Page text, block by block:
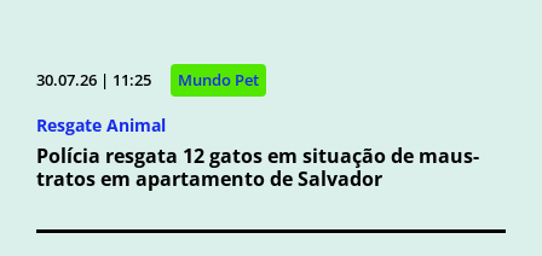
30.07.26 | 11:25 Mundo Pet
Resgate Animal
Polícia resgata 12 gatos em situação de maus-
tratos em apartamento de Salvador